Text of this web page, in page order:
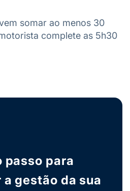
somar ao menos 30
complete as 5h30
passo para
gestão da sua